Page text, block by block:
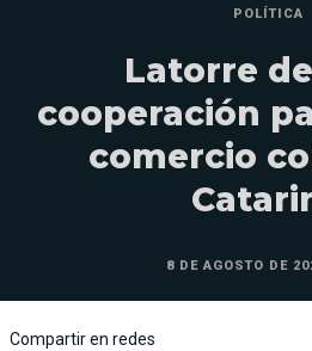
POLÍTICA
Latorre
cooperación
comercio
8 DE AGOSTO DE
Compartir en redes